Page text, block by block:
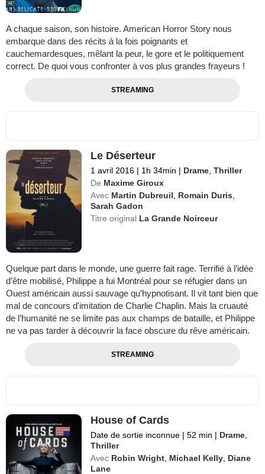
A chaque saison, son histoire. American Horror Story nous
embarque dans des récits à la fois poignants et
cauchemardesques, mêlant la peur, le gore et le politiquement
correct. De quoi vous confronter à vos plus grandes frayeurs !
STREAMING
Le Déserteur
1 avril 2016 | 1h 34min | Drame ,Thriller
De Maxime Giroux
Avec Martin Dubreuil Romain Duris
Sarah Gadon
Titre original La Grande Noirceur
Quelque part dans le monde, une guerre fait rage. Terrifié à l’idée
d’être mobilisé, Philippe a fui Montréal pour se réfugier dans un
Ouest américain aussi sauvage qu’hypnotisant. Il vit tant bien que
mal de concours d'imitation de Charlie Chaplin. Mais la cruauté
de l’humanité ne se limite pas aux champs de bataille, et Philippe
ne va pas tarder à découvrir la face obscure du rêve américain.
STREAMING
House of Cards
Date de sortie inconnue | 52 min | Drame
Thriller
Avec Robin Wright Michael Kelly Diane
Lane